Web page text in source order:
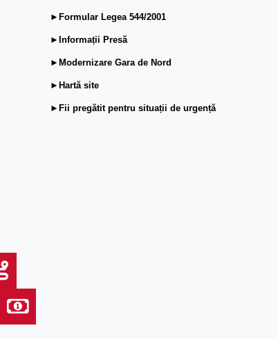
►Formular Legea 544/2001
►Informații Presă
►Modernizare Gara de Nord
►Hartă site
►Fii pregătit pentru situații de urgență